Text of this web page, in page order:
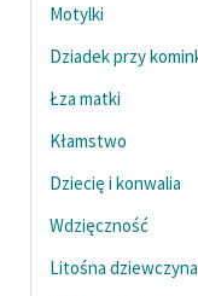
Motylki
Dziadek przy
Łza matki
Kłamstwo
Dziecię i konwalia
Wdzięczność
Litośna dziewczyna